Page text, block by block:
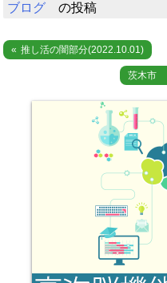
ブログ の投稿
投 推し活の闇部分(2022.10.01)
茨木市